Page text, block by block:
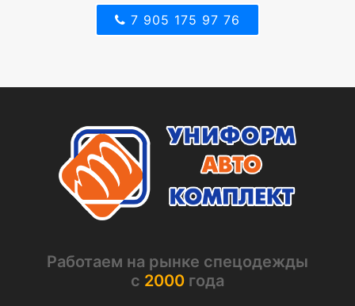
7 905 175 97 76
Работаем на рынке спецодежды
с 2000 года